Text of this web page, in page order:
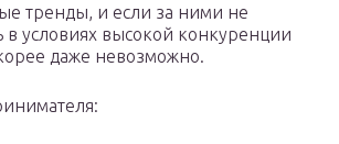
тренды, и если за ними не
в условиях высокой конкуренции
даже невозможно.